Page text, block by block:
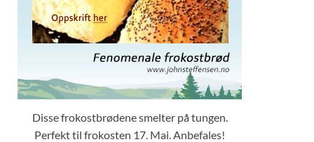
Disse frokostbrødene smelter på tungen.
Perfekt til frokosten 17. Mai. Anbefales!